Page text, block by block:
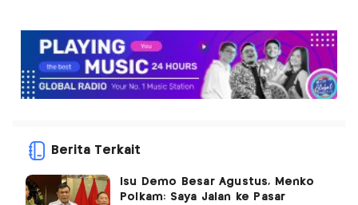
Berita Terkait
Isu Demo Besar Agustus, Menko
Polkam: Saya Jalan ke Pasar